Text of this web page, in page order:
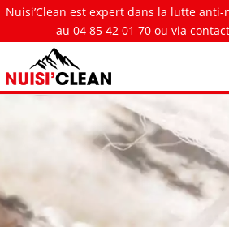
Nuisi’Clean est expert dans la lutte
au 04 85 42 01 70ou via